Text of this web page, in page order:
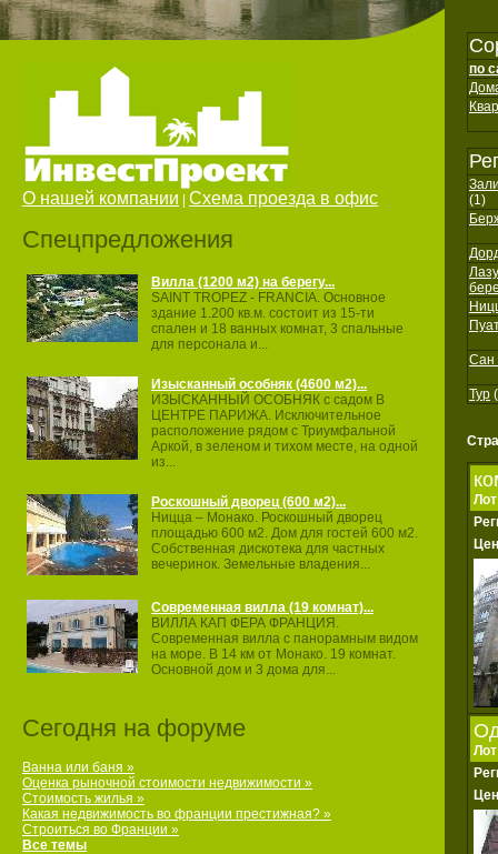
О нашей компании Схема проезда в офис
Спецпредложения
Вилла (1200 м2) на берегу...
SAINT TROPEZ ‐ FRANCIA. Основное
здание 1.200 кв.м. состоит из 15‐ти
спален и 18 ванных комнат, 3 спальные
для персонала и...
Изысканный особняк (4600 м2)...
ИЗЫСКАННЫЙ ОСОБНЯК с садом В
ЦЕНТРЕ ПАРИЖА. Исключительное
расположение рядом с Триумфальной
Аркой, в зеленом и тихом месте, на одной
из...
Роскошный дворец (600 м2)...
Ницца – Монако. Роскошный дворец
площадью 600 м2. Дом для гостей 600 м2.
Собственная дискотека для частных
вечеринок. Земельные владения...
Современная вилла (19 комнат)...
ВИЛЛА КАП ФЕРА ФРАНЦИЯ.
Современная вилла с панорамным видом
на море. В 14 км от Монако. 19 комнат.
Основной дом и 3 дома для...
Сегодня на форуме
Ванна или баня »
Оценка рыночной стоимости недвижимости »
Стоимость жилья »
Какая недвижимость во франции престижная? »
Строиться во Франции »
Все темы
по
(1)
Сан
Тур